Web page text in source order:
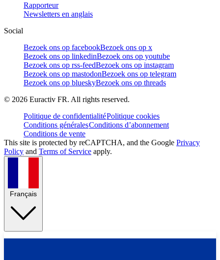
Rapporteur
Newsletters en anglais
Social
Bezoek ons op facebookBezoek ons op x
Bezoek ons op linkedinBezoek ons op youtube
Bezoek ons op rss-feedBezoek ons op instagram
Bezoek ons op mastodonBezoek ons op telegram
Bezoek ons op blueskyBezoek ons op threads
© 2026 Euractiv FR. All rights reserved.
Politique de confidentialitéPolitique cookies
Conditions généralesConditions d’abonnement
Conditions de vente
This site is protected by reCAPTCHA, and the Google Privacy
Policy and Terms of Service apply.
Français